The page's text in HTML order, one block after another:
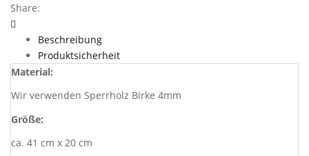
Share:
Beschreibung
Produktsicherheit
Material:
Wir verwenden Sperrholz Birke 4mm
Größe:
ca. 41 cm x 20 cm